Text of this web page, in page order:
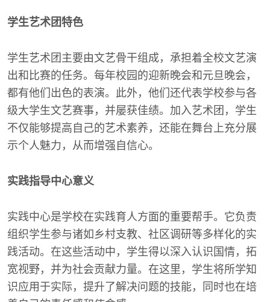
学生艺术团特色
学生艺术团主要由文艺骨干组成，承担着全校文艺演
出和比赛的任务。每年校园的迎新晚会和元旦晚会，
都有他们出色的表演。此外，他们还代表学校参与各
级大学生文艺赛事，并屡获佳绩。加入艺术团，学生
不仅能够提高自己的艺术素养，还能在舞台上充分展
示个人魅力，从而增强自信心。
实践指导中心意义
实践中心是学校在实践育人方面的重要帮手。它负责
组织学生参与诸如乡村支教、社区调研等多样化的实
践活动。在这些活动中，学生得以深入认识国情，拓
宽视野，并为社会贡献力量。在这里，学生将所学知
识应用于实际，提升了解决问题的技能，同时也在培